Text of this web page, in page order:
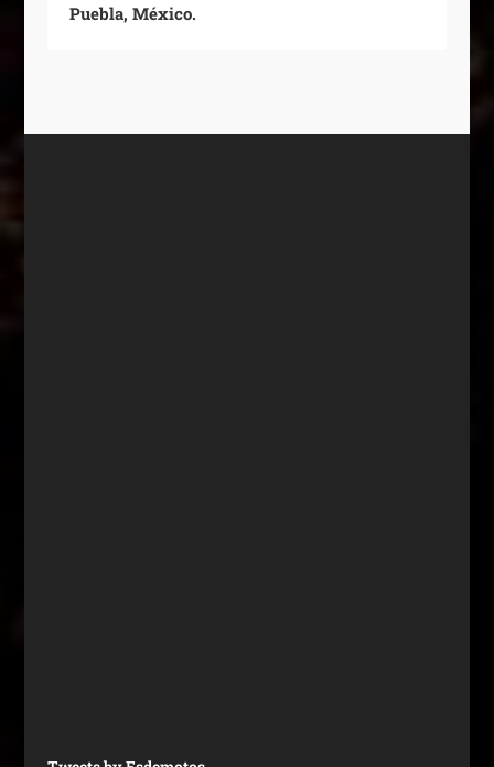
Puebla, México.